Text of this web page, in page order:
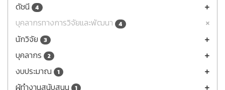
ดัชนี 4
บุคลากรทางการวิจัยและพัฒนา 4
นักวิจัย 3
บุคลากร 2
งบประมาณ 1
ผู้ทำงานสนับสนุน